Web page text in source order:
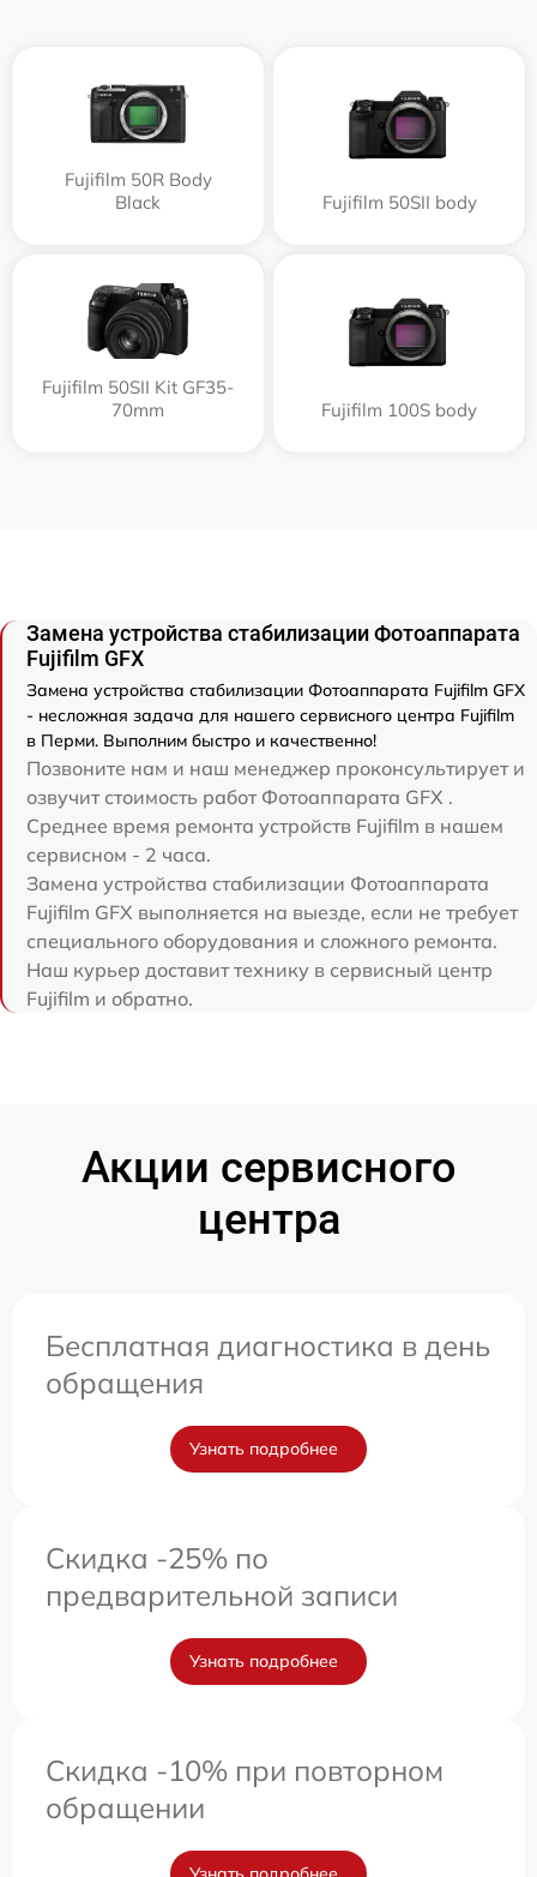
Fujifilm 50R Body
Black
Fujifilm 50SII body
Fujifilm 50SII Kit GF35-
70mm
Fujifilm 100S body
Замена устройства стабилизации Фотоаппарата
Fujifilm GFX
Замена устройства стабилизации Фотоаппарата Fujifilm GFX
- несложная задача для нашего сервисного центра Fujifilm
в Перми. Выполним быстро и качественно!
Позвоните нам и наш менеджер проконсультирует и
озвучит стоимость работ Фотоаппарата GFX .
Среднее время ремонта устройств Fujifilm в нашем
сервисном - 2 часа.
Замена устройства стабилизации Фотоаппарата
Fujifilm GFX выполняется на выезде, если не требует
специального оборудования и сложного ремонта.
Наш курьер доставит технику в сервисный центр
Fujifilm и обратно.
Акции сервисного
центра
Бесплатная диагностика в день
обращения
Узнать подробнее
Скидка -25% по
предварительной записи
Узнать подробнее
Скидка -10% при повторном
обращении